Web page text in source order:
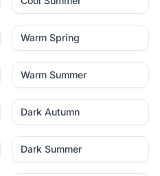
Warm Spring
Warm Summer
Dark Autumn
Dark Summer